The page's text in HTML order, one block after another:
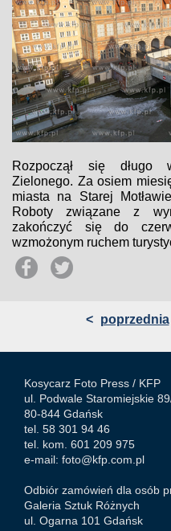
Rozpoczął się długo
Zielonego. Za osiem
miasta na Starej
Roboty związane z
zakończyć się do
wzmożonym ruchem
< poprzednia
Kosycarz Foto Press / KFP
ul. Podwale Staromiejskie
80-844 Gdańsk
tel. 58 301 94 46
tel. kom. 601 209 975
e-mail: foto@kfp.com.pl
Odbiór zamówień dla osób
Galeria Sztuk Różnych
ul. Ogarna 101 Gdańsk